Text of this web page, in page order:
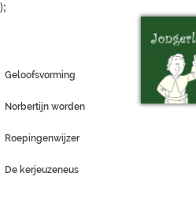
);
Geloofsvorming
Norbertijn worden
Roepingenwijzer
De kerjeuzeneus